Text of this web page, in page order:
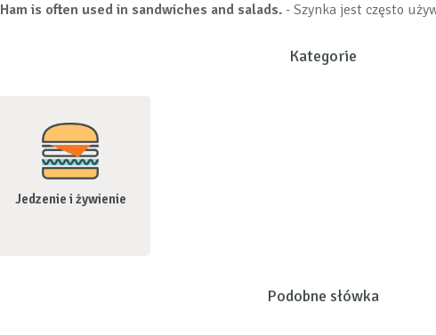
Ham is often used in sandwiches and salads. - Szynka jest często
Kategorie
Jedzenie i żywienie
Podobne słówka